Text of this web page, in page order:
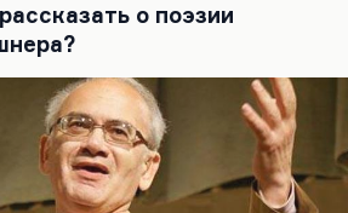
о поэзии